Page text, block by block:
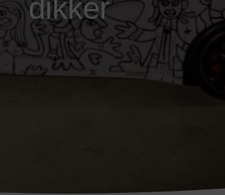
dikker